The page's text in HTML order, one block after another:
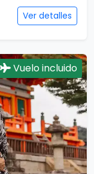
Ver detalles
Vuelo incluido